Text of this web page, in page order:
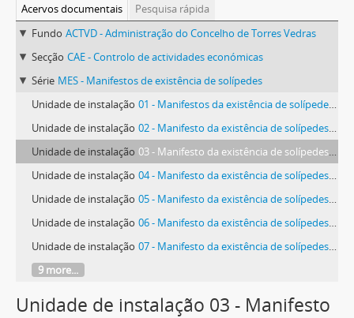
Acervos documentais
Pesquisa rápida
Fundo ACTVD - Administração do Concelho de Torres Vedras
Secção CAE - Controlo de actividades económicas
Série MES - Manifestos de existência de solípedes
Unidade de instalação 01 - Manifestos da existência de solípedes - Carmões
Unidade de instalação 02 - Manifesto da existência de solípedes - A-dos-Cunhados
Unidade de instalação 03 - Manifesto da existência de solípedes - Carvoeira
Unidade de instalação 04 - Manifesto da existência de solípedes - Dois Portos
Unidade de instalação 05 - Manifesto da existência de solípedes - Freiria
Unidade de instalação 06 - Manifesto da existência de solípedes - Matacães
Unidade de instalação 07 - Manifesto da existência de solípedes - Monte Redondo
9 more...
Unidade de instalação 03 - Manifesto